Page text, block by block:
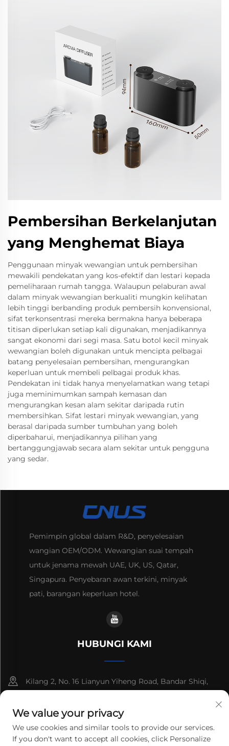
Pembersihan Berkelanjutan
yang Menghemat Biaya
Penggunaan minyak wewangian untuk pembersihan
mewakili pendekatan yang kos-efektif dan lestari kepada
pemeliharaan rumah tangga. Walaupun pelaburan awal
dalam minyak wewangian berkualiti mungkin kelihatan
lebih tinggi berbanding produk pembersih konvensional,
sifat terkonsentrasi mereka bermakna hanya beberapa
titisan diperlukan setiap kali digunakan, menjadikannya
sangat ekonomi dari segi masa. Satu botol kecil minyak
wewangian boleh digunakan untuk mencipta pelbagai
batang penyelesaian pembersihan, mengurangkan
keperluan untuk membeli pelbagai produk khas.
Pendekatan ini tidak hanya menyelamatkan wang tetapi
juga meminimumkan sampah kemasan dan
mengurangkan kesan alam sekitar daripada rutin
membersihkan. Sifat lestari minyak wewangian, yang
berasal daripada sumber tumbuhan yang boleh
diperbaharui, menjadikannya pilihan yang
bertanggungjawab secara alam sekitar untuk pengguna
yang sedar.
Pemimpin global dalam R&D, penyelesaian
wangian OEM/ODM. Wewangian suai tempah
untuk jenama mewah UAE, UK, US, Qatar,
Singapura. Penyebaran awan terkini, minyak
pati, barangan keperluan hotel.
HUBUNGI KAMI
Kilang 2, No. 16 Lianyun Yiheng Road, Bandar Shiqi,
+86-13192436782
[email protected]
We value your privacy
We use cookies and similar tools to provide our services.
If you don't want to accept all cookies, click Personalize